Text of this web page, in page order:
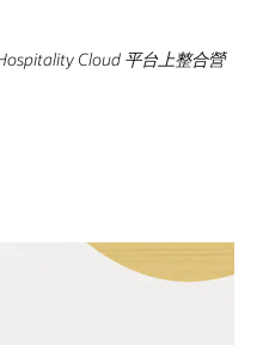
Cloud 平台上整合營